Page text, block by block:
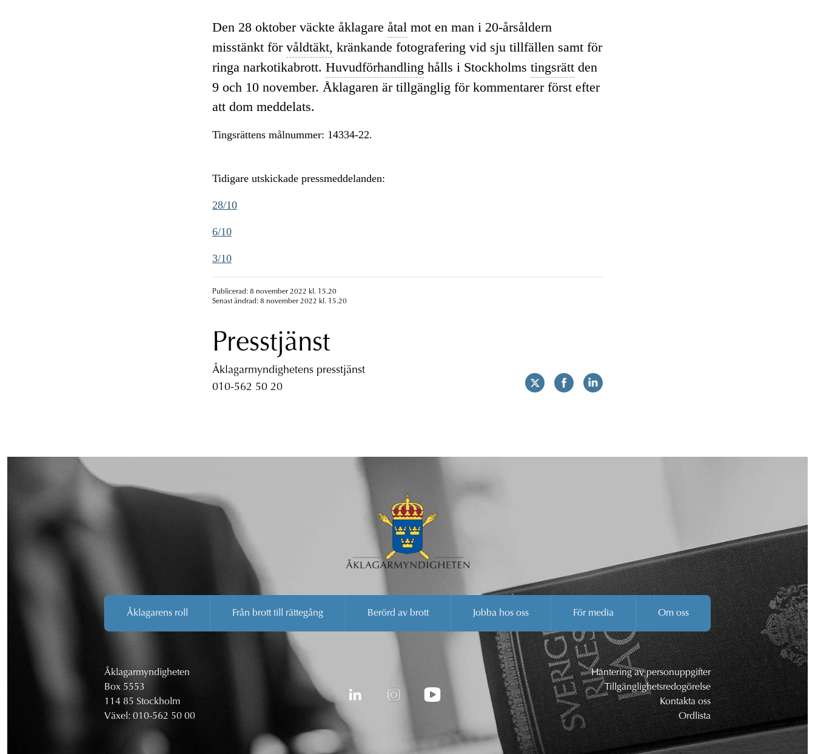
Den 28 oktober väckte åklagare åtal mot en man i 20-årsåldern
misstänkt för våldtäkt, kränkande fotografering vid sju tillfällen samt för
ringa narkotikabrott. Huvudförhandling hålls i Stockholms tingsrättden
9 och 10 november. Åklagaren är tillgänglig för kommentarer först efter
att dom meddelats.
Tingsrättens målnummer: 14334-22.
Tidigare utskickade pressmeddelanden:
28/10
6/10
3/10
Publicerad: 8 november 2022 kl. 15.20
Senast ändrad: 8 november 2022 kl. 15.20
Presstjänst
Åklagarmyndighetens presstjänst
010-562 50 20
Åklagarens roll Från brott till rättegång Berörd av brott Jobba hos oss För media Om oss
Åklagarmyndigheten
Box 5553
114 85 Stockholm
Växel: 010-562 50 00
Hantering av personuppgifter
Tillgänglighetsredogörelse
Kontakta oss
Ordlista